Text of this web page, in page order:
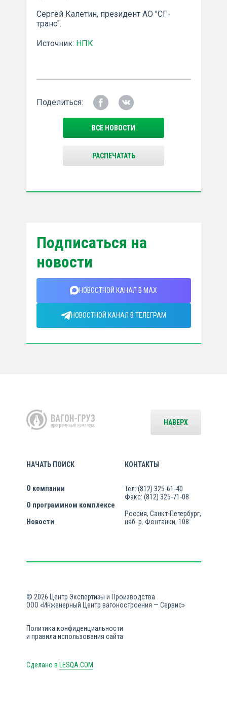
Сергей Калетин, президент АО "СГ-
транс".
Источник: НПК
Поделиться:
ВСЕ НОВОСТИ
РАСПЕЧАТАТЬ
Подписаться на
новости
НОВОСТНОЙ КАНАЛ В MAX
НОВОСТНОЙ КАНАЛ В ТЕЛЕГРАМ
НАЧАТЬ ПОИСК
О компании
О программном комплексе
Новости
КОНТАКТЫ
Тел: (812) 325-61-40
Факс: (812) 325-71-08
Россия, Санкт-Петербург,
наб. р. Фонтанки, 108
НАВЕРХ
© 2026 Центр Экспертизы и Производства
ООО «Инженерный Центр вагоностроения — Сервис»
Политика конфиденциальности
и правила использования сайта
Сделано в LESQA.COM